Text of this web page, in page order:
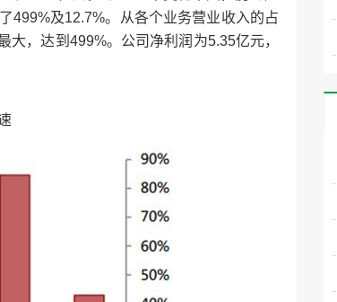
499%及12.7%。从各个业务营业收入的占
，达到499%。公司净利润为5.35亿元，